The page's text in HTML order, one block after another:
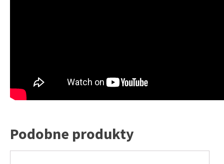
Podobne produkty